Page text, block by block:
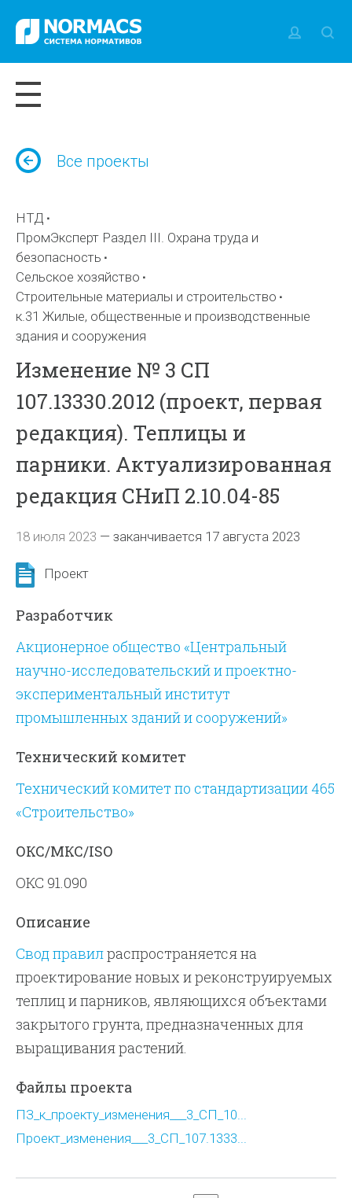
Все проекты
НТД
ПромЭксперт Раздел III. Охрана труда и
безопасность
Сельское хозяйство
Строительные материалы и строительство
к.31 Жилые, общественные и производственные
здания и сооружения
Изменение № 3 СП
107.13330.2012 (проект, первая
редакция). Теплицы и
парники. Актуализированная
редакция СНиП 2.10.04-85
18 июля 2023 —заканчивается 17 августа 2023
Проект
Разработчик
Акционерное общество «Центральный
научно-исследовательский и проектно-
экспериментальный институт
промышленных зданий и сооружений»
Технический комитет
Технический комитет по стандартизации 465
«Строительство»
ОКС/МКС/ISO
ОКС 91.090
Описание
Свод правилраспространяется на
проектирование новых и реконструируемых
теплиц и парников, являющихся объектами
закрытого грунта, предназначенных для
выращивания растений.
Файлы проекта
ПЗ_к_проекту_изменения___3_СП_10...
Проект_изменения___3_СП_107.1333...